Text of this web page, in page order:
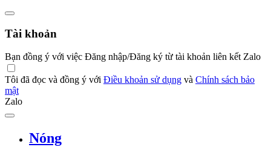
Tài khoản
Bạn đồng ý với việc Đăng nhập/Đăng ký từ tài khoản liên kết Zalo
Tôi đã đọc và đồng ý với Điều khoản sử dụng và Chính sách bảo
mật
Zalo
Nóng